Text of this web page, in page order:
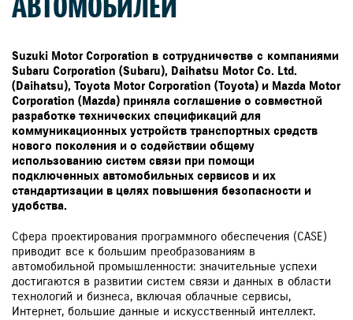
Suzuki Motor Corporation в сотрудничестве с компаниями
Subaru Corporation (Subaru), Daihatsu Motor Co. Ltd.
(Daihatsu), Toyota Motor Corporation (Toyota) и Mazda Motor
Corporation (Mazda) приняла соглашение о совместной
разработке технических спецификаций для
коммуникационных устройств транспортных средств
нового поколения и о содействии общему
использованию систем связи при помощи
подключенных автомобильных сервисов и их
стандартизации в целях повышения безопасности и
удобства.
Сфера проектирования программного обеспечения (CASE)
приводит все к большим преобразованиям в
автомобильной промышленности: значительные успехи
достигаются в развитии систем связи и данных в области
технологий и бизнеса, включая облачные сервисы,
Интернет, большие данные и искусственный интеллект.